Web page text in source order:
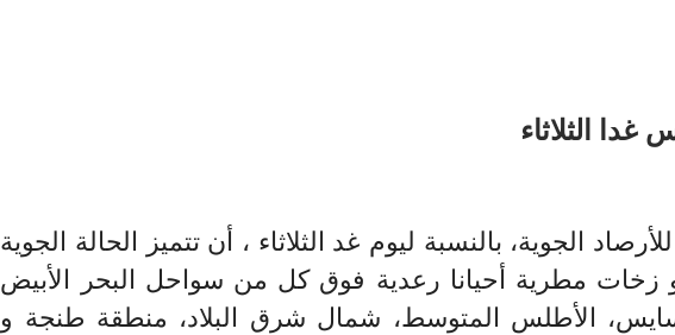
الثلاثاء
الجوية، بالنسبة ليوم غد الثلاثاء ، أن تتميز الحالة الجوية
زخات مطرية أحيانا رعدية فوق كل من سواحل البحر الأبيض
الأطلس المتوسط، شمال شرق البلاد، منطقة طنجة و